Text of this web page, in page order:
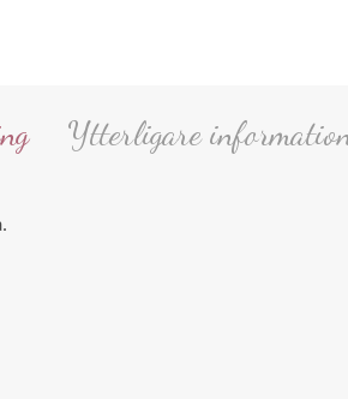
Ytterligare